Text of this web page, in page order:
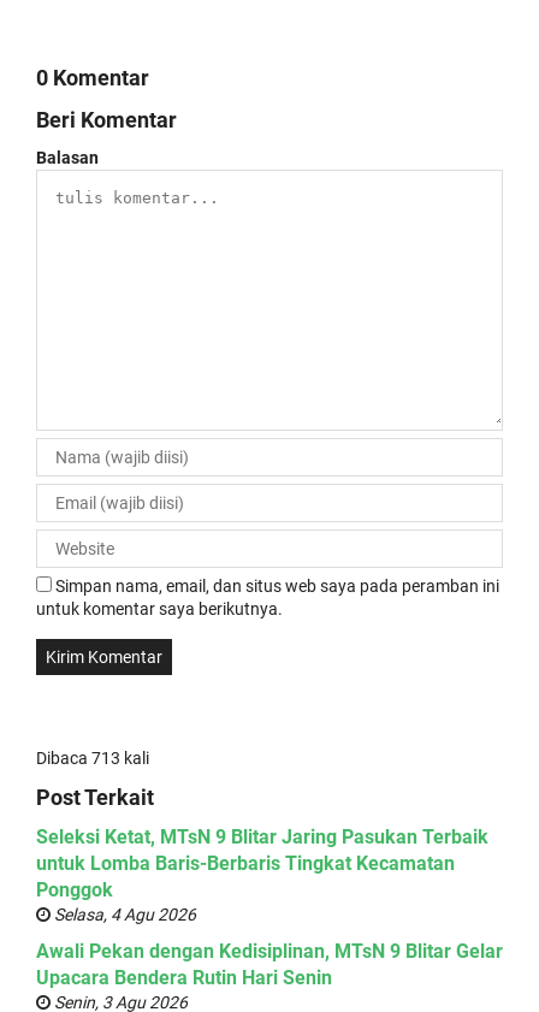
0 Komentar
Beri Komentar
Balasan
Simpan nama, email, dan situs web saya pada peramban ini
untuk komentar saya berikutnya.
Dibaca 713 kali
Post Terkait
Seleksi Ketat, MTsN 9 Blitar Jaring Pasukan Terbaik
untuk Lomba Baris-Berbaris Tingkat Kecamatan
Ponggok
Selasa, 4 Agu 2026
Awali Pekan dengan Kedisiplinan, MTsN 9 Blitar Gelar
Upacara Bendera Rutin Hari Senin
Senin, 3 Agu 2026